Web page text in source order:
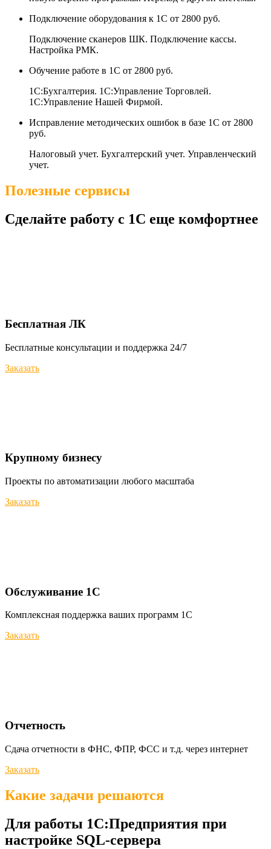
Подключение оборудования к 1С от 2800 руб.
Подключение сканеров ШК. Подключение кассы.
Настройка РМК.
Обучение работе в 1С от 2800 руб.
1С:Бухгалтерия. 1С:Управление Торговлей.
1С:Управление Нашей Фирмой.
Исправление методических ошибок в базе 1С от 2800
руб.
Налоговый учет. Бухгалтерский учет. Управленческий
учет.
Полезные сервисы
Сделайте работу с 1С еще комфортнее
Бесплатная ЛК
Бесплатные консультации и поддержка 24/7
Заказать
Крупному бизнесу
Проекты по автоматизации любого масштаба
Заказать
Обслуживание 1С
Комплексная поддержка ваших программ 1С
Заказать
Отчетность
Сдача отчетности в ФНС, ФПР, ФСС и т.д. через интернет
Заказать
Какие задачи решаются
Для работы 1С:Предприятия при
настройке SQL-сервера